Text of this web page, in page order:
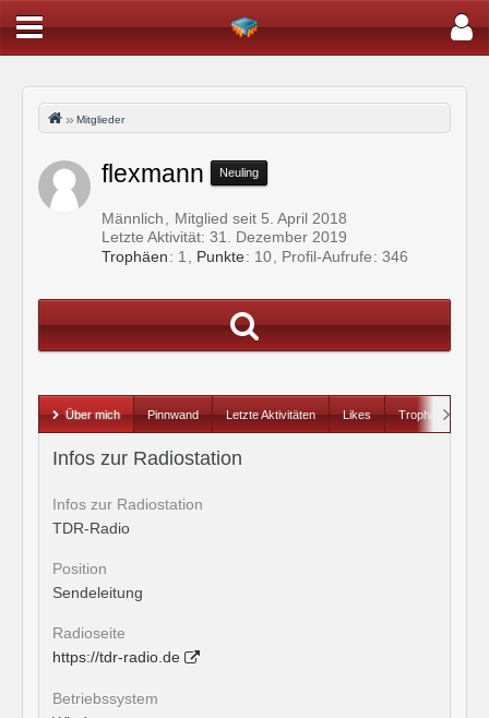
Mitglieder
flexmann Neuling
Männlich
Mitglied seit 5. April 2018
Letzte Aktivität: 31. Dezember 2019
Trophäen
1 Punkte 10 Profil-Aufrufe 346
Über mich Pinnwand Letzte Aktivitäten Likes Trophäen
Infos zur Radiostation
Infos zur Radiostation
TDR-Radio
Position
Sendeleitung
Radioseite
https://tdr-radio.de
Betriebssystem